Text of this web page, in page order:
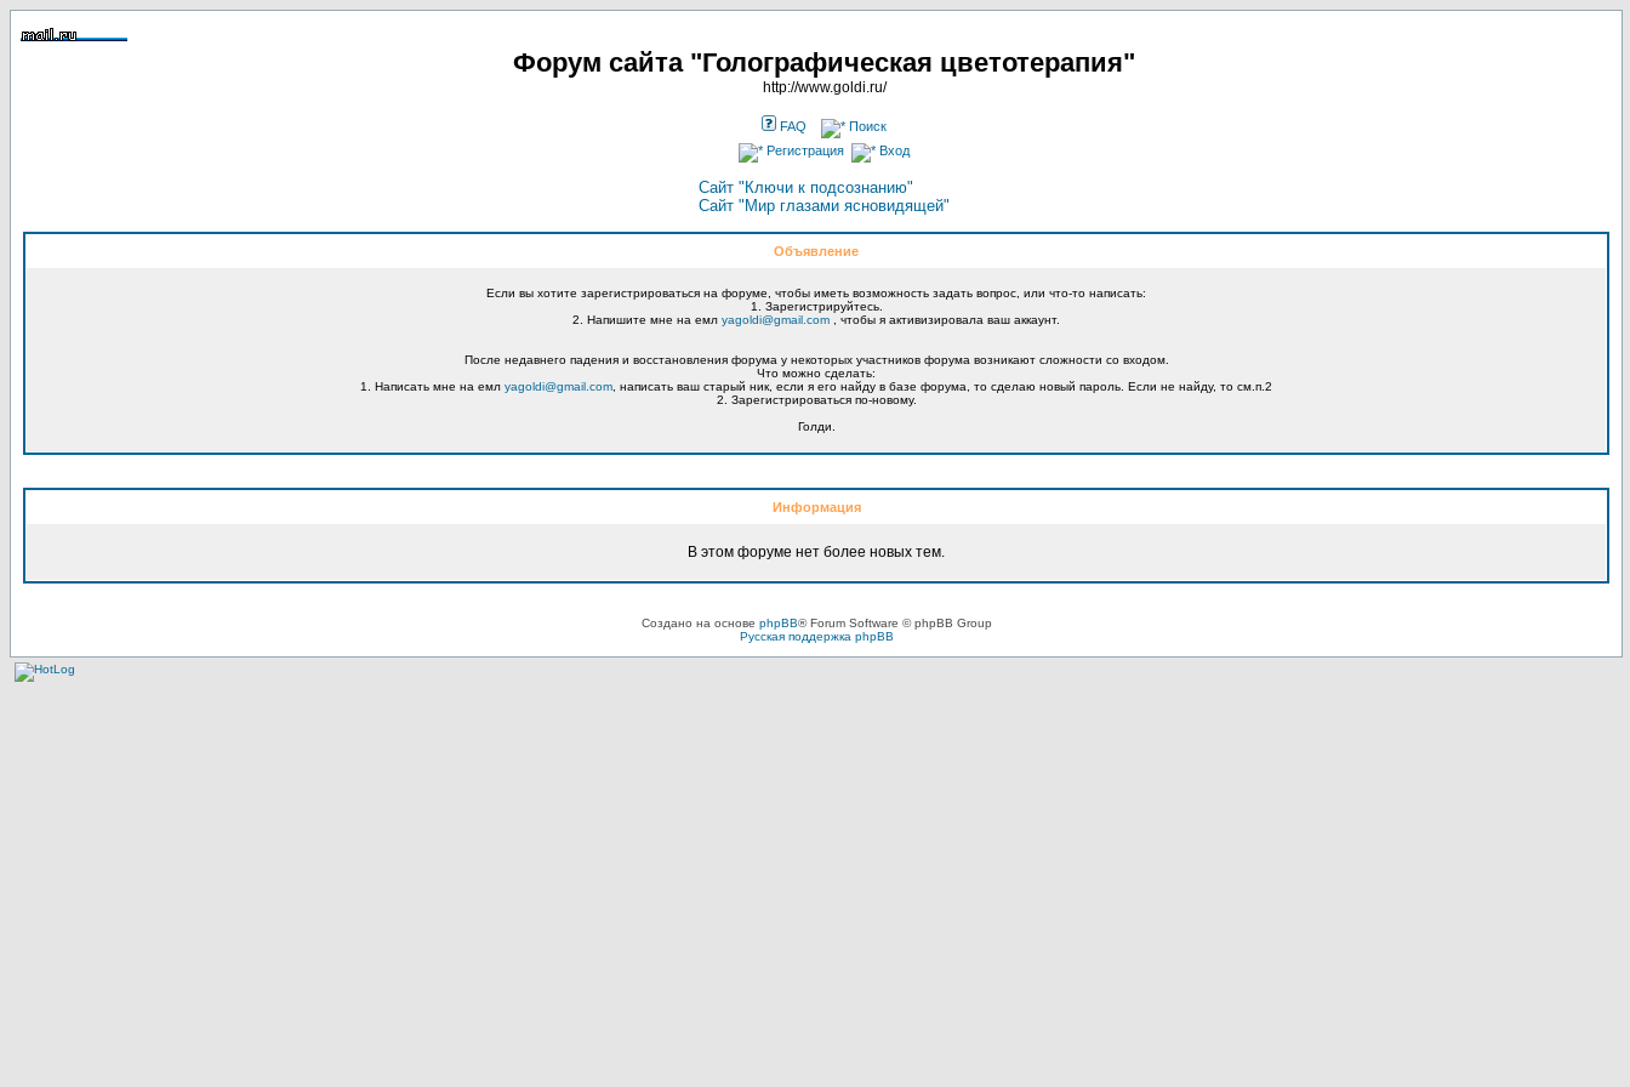
Форум сайта "Голографическая цветотерапия"
http://www.goldi.ru/
FAQ
Поиск
Регистрация
Вход
Сайт "Ключи к подсознанию"
Сайт "Мир глазами ясновидящей"
Объявление
Если вы хотите зарегистрироваться на форуме, чтобы иметь возможность задать вопрос, или что-то написать:
1. Зарегистрируйтесь.
2. Напишите мне на емл yagoldi@gmail.com , чтобы я активизировала ваш аккаунт.
После недавнего падения и восстановления форума у некоторых участников форума возникают сложности со входом.
Что можно сделать:
1. Написать мне на емл yagoldi@gmail.com , написать ваш старый ник, если я его найду в базе форума, то сделаю новый пароль. Если не найду, то см.п.2
2. Зарегистрироваться по-новому.
Голди.
Информация
В этом форуме нет более новых тем.
Создано на основе phpBB® Forum Software © phpBB Group
Русская поддержка phpBB